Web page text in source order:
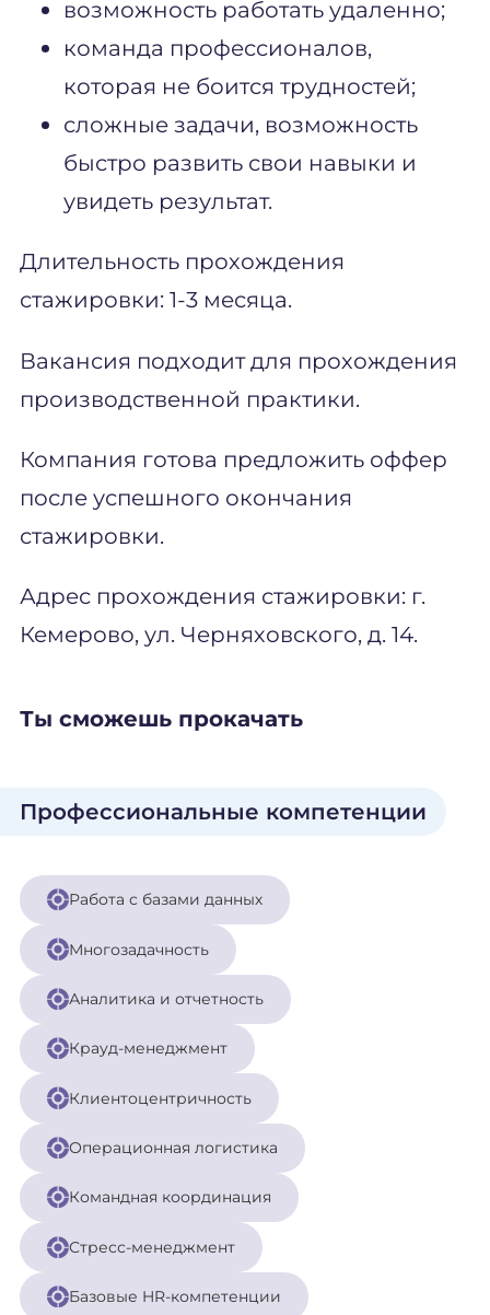
возможность работать удаленно;
команда профессионалов,
которая не боится трудностей;
сложные задачи, возможность
быстро развить свои навыки и
увидеть результат.
Длительность прохождения
стажировки: 1-3 месяца.
Вакансия подходит для прохождения
производственной практики.
Компания готова предложить оффер
после успешного окончания
стажировки.
Адрес прохождения стажировки: г.
Кемерово, ул. Черняховского, д. 14.
Ты сможешь прокачать
Профессиональные компетенции
Работа с базами данных
Многозадачность
Аналитика и отчетность
Крауд-менеджмент
Клиентоцентричность
Операционная логистика
Командная координация
Стресс-менеджмент
Базовые HR-компетенции